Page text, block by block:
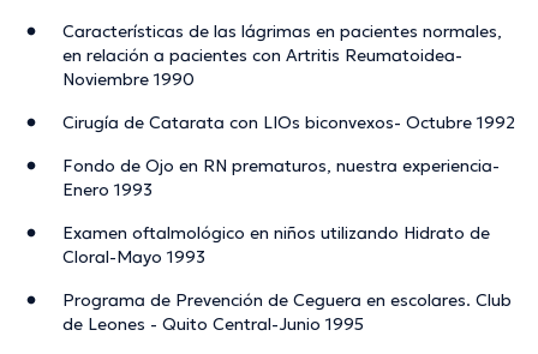
Características de las lágrimas en pacientes normales,
en relación a pacientes con Artritis Reumatoidea-
Noviembre 1990
Cirugía de Catarata con LIOs biconvexos- Octubre 1992
Fondo de Ojo en RN prematuros, nuestra experiencia-
Enero 1993
Examen oftalmológico en niños utilizando Hidrato de
Cloral-Mayo 1993
Programa de Prevención de Ceguera en escolares. Club
de Leones - Quito Central-Junio 1995